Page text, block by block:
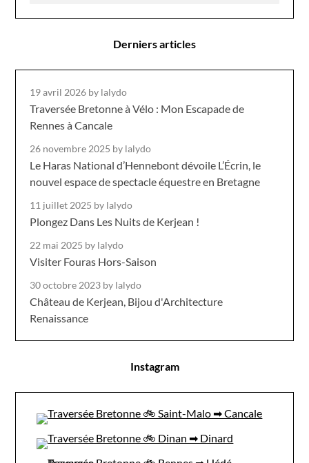
Derniers articles
19 avril 2026 by lalydo
Traversée Bretonne à Vélo : Mon Escapade de
Rennes à Cancale
26 novembre 2025 by lalydo
Le Haras National d’Hennebont dévoile L’Écrin, le
nouvel espace de spectacle équestre en Bretagne
11 juillet 2025 by lalydo
Plongez Dans Les Nuits de Kerjean !
22 mai 2025 by lalydo
Visiter Fouras Hors-Saison
30 octobre 2023 by lalydo
Château de Kerjean, Bijou d'Architecture
Renaissance
Instagram